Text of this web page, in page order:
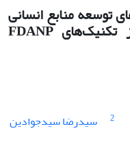
توسعه منابع انسانی
در صنعت بیمه با استفاده از تکنیک‌های FDANP
2 سیدرضا سیدجوادین